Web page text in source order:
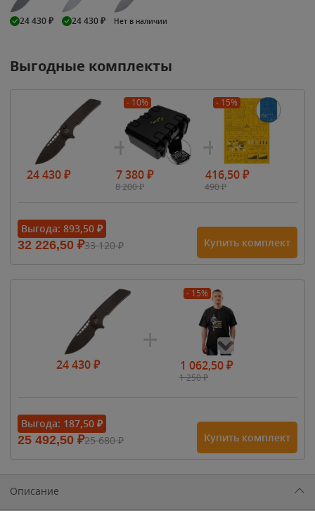
24 430₽ 24 430₽ Нет в наличии
Выгодные комплекты
24 430₽
- 10%
7 380₽
8 200₽
- 15%
416,50₽
490₽
Выгода: 893,50 ₽
32 226,50 ₽33 120₽ Купить комплект
24 430₽
- 15%
1 062,50₽
1 250₽
1 900₽1 900₽
Выгода: 187,50 ₽
25 492,50 ₽25 680₽ Купить комплект
Описание